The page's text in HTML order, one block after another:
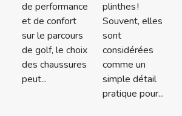
de performance
et de confort
sur le parcours
de golf, le choix
des chaussures
peut...
plinthes !
Souvent, elles
sont
considérées
comme un
simple détail
pratique pour...